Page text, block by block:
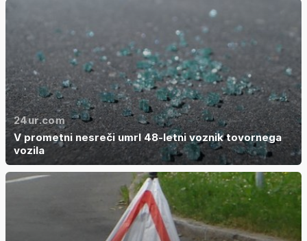
24ur.com
V prometni nesreči umrl 48-letni voznik tovornega
vozila